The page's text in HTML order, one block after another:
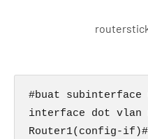
#buat subinterface
interface dot vlan
Router1(config-